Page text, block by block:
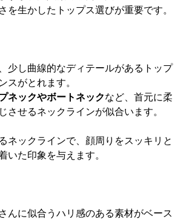
を生かしたトップス選びが重要です。
少し曲線的なディテールがあるトップ
スがとれます。
ネックやボートネックなど、首元に柔
させるネックラインが似合います。
ネックラインで、顔周りをスッキリと
いた印象を与えます。
んに似合うハリ感のある素材がベース